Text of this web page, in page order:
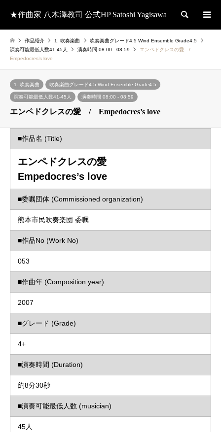
★作曲家 八木澤教司 公式HP Satoshi Yagisawa 検索
作品紹介 1. 吹奏楽曲
吹奏楽曲グレード4.5 Wind Ensemble Grade4.5
演奏可能最低人数41-45人
演奏時間 08:00 - 08:59
エンペドクレスの愛 /
Empedocres’s love
1. 吹奏楽曲 吹奏楽曲グレード4.5 Wind Ensemble Grade4.5
演奏可能最低人数41-45人 演奏時間 08:00 - 08:59
エンペドクレスの愛 / Empedocres’s love
■作品名 (Title)
エンペドクレスの愛
Empedocres’s love
■委嘱団体 (Commissioned organization)
熊本市民吹奏楽団 委嘱
■作品No (Work No)
053
■作曲年 (Composition year)
2007
■グレード (Grade)
4+
■演奏時間 (Duration)
約8分30秒
■演奏可能最低人数 (musician)
45人